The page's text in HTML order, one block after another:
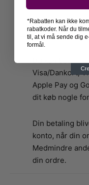
Hvilke
Visa/Dankort,
Apple Pay og
dit køb nogle
Din betaling
konto, når din
Medmindre
din ordre.
*Rabatten kan ikke
rabatkoder. Når du
til, at vi må sende dig
formål.